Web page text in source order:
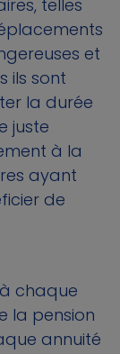
telles
et
ils sont
la durée
juste
à la
ayant
de
chaque
la pension
annuité